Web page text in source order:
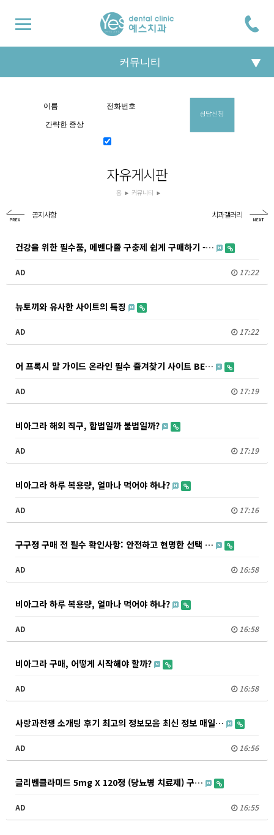
커뮤니티
자유게시판
홈 커뮤니티
공지사항 치과갤러리
건강을 위한 필수품, 메벤다졸 구충제 쉽게 구매하기 -…
AD 17:22
뉴토끼와 유사한 사이트의 특징
AD 17:22
어 프록시 말 가이드 온라인 필수 즐겨찾기 사이트 BE…
AD 17:19
비아그라 해외 직구, 합법일까 불법일까?
AD 17:19
비아그라 하루 복용량, 얼마나 먹어야 하나?
AD 17:16
구구정 구매 전 필수 확인사항: 안전하고 현명한 선택 …
AD 16:58
비아그라 하루 복용량, 얼마나 먹어야 하나?
AD 16:58
비아그라 구매, 어떻게 시작해야 할까?
AD 16:58
사랑과전쟁 소개팅 후기 최고의 정보모음 최신 정보 매일…
AD 16:56
글리벤클라미드 5mg X 120정 (당뇨병 치료제) 구…
AD 16:55